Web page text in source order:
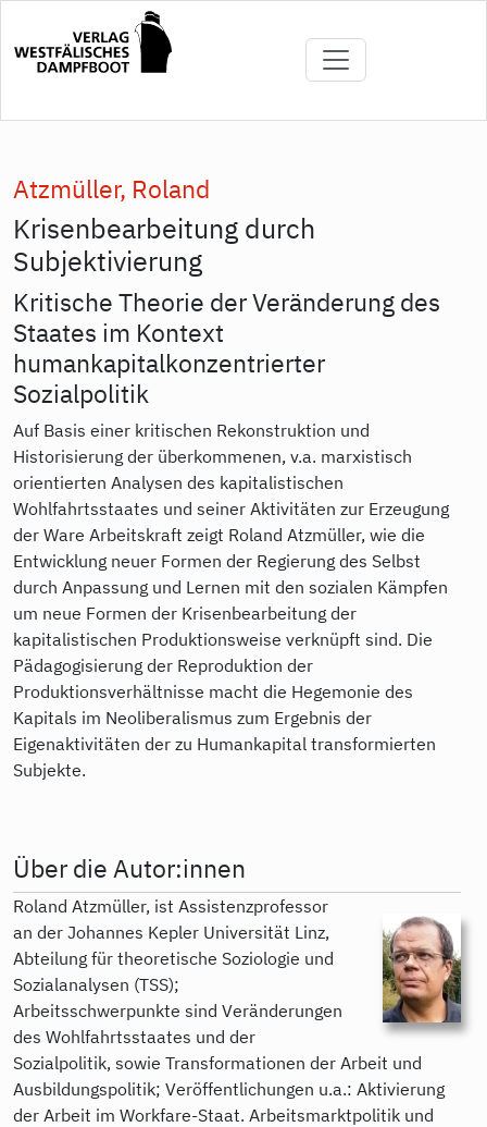
Inhalt
Atzmüller, Roland
Krisenbearbeitung durch
Subjektivierung
Kritische Theorie der Veränderung des
Staates im Kontext
humankapitalkonzentrierter
Sozialpolitik
Auf Basis einer kritischen Rekonstruktion und
Historisierung der überkommenen, v.a. marxistisch
orientierten Analysen des kapitalistischen
Wohlfahrtsstaates und seiner Aktivitäten zur Erzeugung
der Ware Arbeitskraft zeigt Roland Atzmüller, wie die
Entwicklung neuer Formen der Regierung des Selbst
durch Anpassung und Lernen mit den sozialen Kämpfen
um neue Formen der Krisenbearbeitung der
kapitalistischen Produktionsweise verknüpft sind. Die
Pädagogisierung der Reproduktion der
Produktionsverhältnisse macht die Hegemonie des
Kapitals im Neoliberalismus zum Ergebnis der
Eigenaktivitäten der zu Humankapital transformierten
Subjekte.
Über die Autor:innen
Roland Atzmüller, ist Assistenzprofessor
an der Johannes Kepler Universität Linz,
Abteilung für theoretische Soziologie und
Sozialanalysen (TSS);
Arbeitsschwerpunkte sind Veränderungen
des Wohlfahrtsstaates und der
Sozialpolitik, sowie Transformationen der Arbeit und
Ausbildungspolitik; Veröffentlichungen u.a.: Aktivierung
der Arbeit im Workfare-Staat. Arbeitsmarktpolitik und